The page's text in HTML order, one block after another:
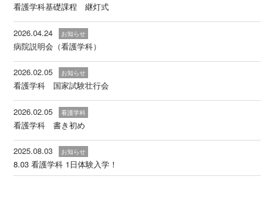
看護学科基礎課程 継灯式
2026.04.24 お知らせ
病院説明会（看護学科）
2026.02.05 お知らせ
看護学科 国家試験壮行会
2026.02.05 看護学科
看護学科 書き初め
2025.08.03 お知らせ
8.03 看護学科 1日体験入学！